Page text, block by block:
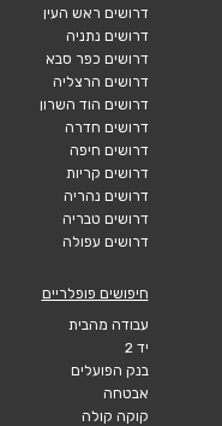
דרושים ראש העין
דרושים נתניה
דרושים כפר סבא
דרושים הרצליה
דרושים הוד השרון
דרושים חדרה
דרושים חיפה
דרושים קריות
דרושים נהריה
דרושים טבריה
דרושים עפולה
חיפושים פופלריים
עבודה מהבית
יד 2
בנק הפועלים
אבטחה
קוקה קולה